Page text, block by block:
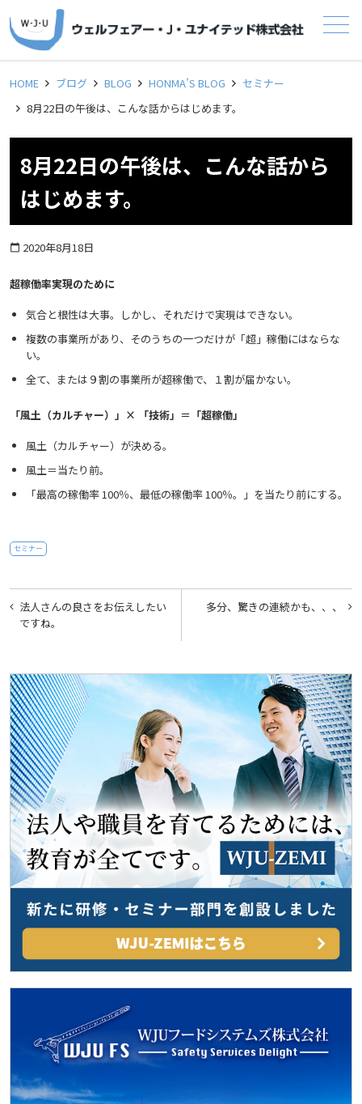
メニュー
HOME ブログ BLOG HONMA’S BLOG
セミナー
8月22日の午後は、こんな話からはじめます。
8月22日の午後は、こんな話から
はじめます。
calendar_today 2020年8月18日
超稼働率実現のために
気合と根性は大事。しかし、それだけで実現はできない。
複数の事業所があり、そのうちの一つだけが「超」稼働にはならな
い。
全て、または９割の事業所が超稼働で、１割が届かない。
「風土（カルチャー）」 ×
「技術」＝「超稼働」
風土（カルチャー）が決める。
風土＝当たり前。
「最高の稼働率 100％、最低の稼働率 100％。」を当たり前にする。
セミナー
投
稿
ビ
ゲ
ー
シ
ョ
ン
多分、驚きの連続かも、、、
法人さんの良さをお伝えしたい
ですね。